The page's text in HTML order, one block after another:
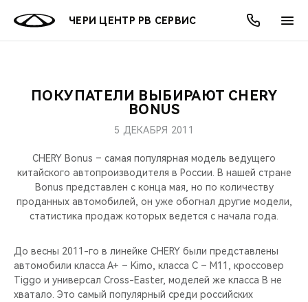
ЧЕРИ ЦЕНТР РВ СЕРВИС
МОДЕЛИ
КРОССОВЕРЫ
СЕДАНЫ
НОВИНКИ
ПОКУПАТЕЛЯМ
КРЕДИТ И СТРАХОВАНИЕ
ВЛАДЕЛЬЦАМ
ЗАПЧАСТИ И АКСЕССУАРЫ
ПОДДЕРЖКА
МИР CHERY
О БРЕНДЕ
CHERY В СОЦСЕТЯХ
БЛАГОТВОРИТЕЛЬНОСТЬ
АКЦИИ
ОНЛАЙН СЕРВИСЫ
КРЕДИТ
О КОМПАНИИ
МЫ В СОЦСЕТЯХ
ПОКУПАТЕЛИ ВЫБИРАЮТ CHERY
BONUS
5 ДЕКАБРЯ 2011
CHERY Bonus – самая популярная модель ведущего
китайского автопроизводителя в России. В нашей стране
Bonus представлен с конца мая, но по количеству
проданных автомобилей, он уже обогнал другие модели,
статистика продаж которых ведется с начала года.
До весны 2011-го в линейке CHERY были представлены
автомобили класса А+ – Kimo, класса С – М11, кроссовер
Tiggo и универсал Cross-Easter, моделей же класса B не
хватало. Это самый популярный среди российских